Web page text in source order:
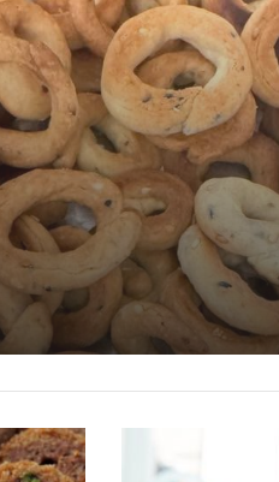
بالفيديو
..طريقة